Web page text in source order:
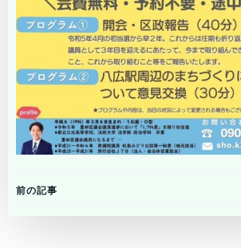
Post
前の記事